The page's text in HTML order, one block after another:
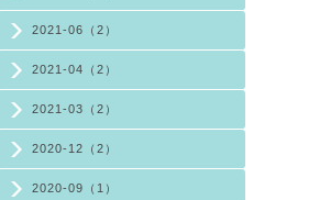
2021-06（2）
2021-04（2）
2021-03（2）
2020-12（2）
2020-09（1）